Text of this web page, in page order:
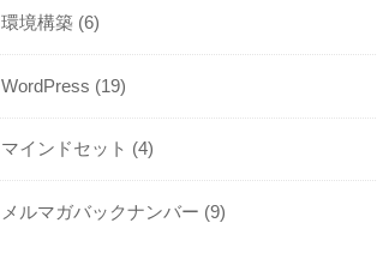
環境構築 (6)
WordPress (19)
マインドセット (4)
メルマガバックナンバー (9)